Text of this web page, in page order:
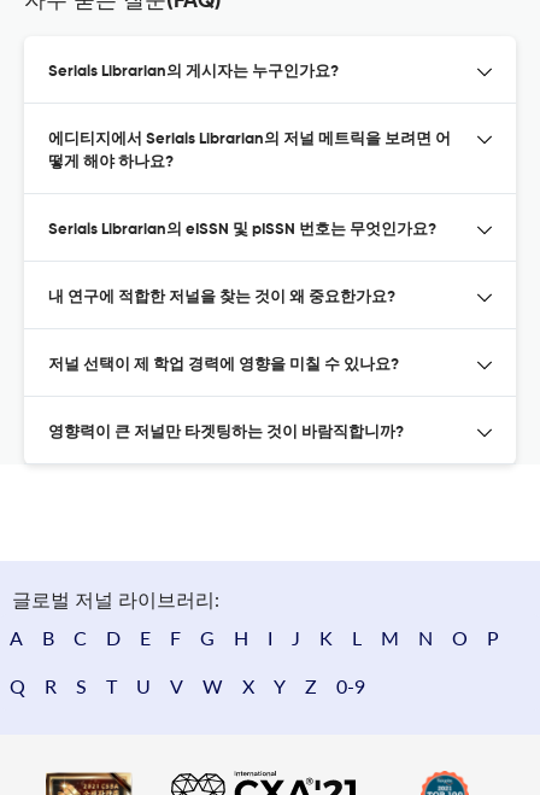
Serials Librarian의 게시자는 누구인가요?
에디티지에서 Serials Librarian의 저널 메트릭을 보려면 어
떻게 해야 하나요?
Serials Librarian의 eISSN 및 pISSN 번호는 무엇인가요?
내 연구에 적합한 저널을 찾는 것이 왜 중요한가요?
저널 선택이 제 학업 경력에 영향을 미칠 수 있나요?
영향력이 큰 저널만 타겟팅하는 것이 바람직합니까?
글로벌 저널 라이브러리:
A
B C D E F G H I J K L M N O P
Q R S T U V W X Y Z 0-9